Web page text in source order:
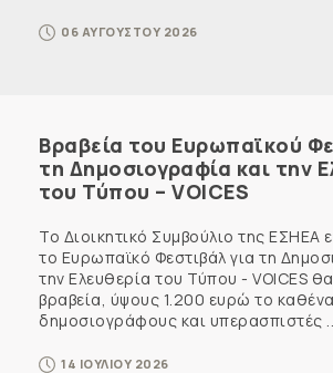
06 ΑΥΓΟΥΣΤΟΥ 2026
Βραβεία του Ευρωπαϊκού
τη Δημοσιογραφία και την
του Τύπου – VOICES
Το Διοικητικό Συμβούλιο της ΕΣΗΕΑ
το Ευρωπαϊκό Φεστιβάλ για τη
την Ελευθερία του Τύπου - VOICES
βραβεία, ύψους 1.200 ευρώ το
δημοσιογράφους και υπερασπιστές ...
14 ΙΟΥΛΙΟΥ 2026